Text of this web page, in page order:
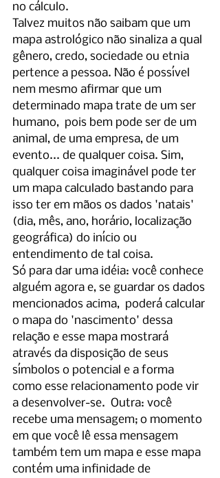
no cálculo.
Talvez muitos não saibam que um
mapa astrológico não sinaliza a qual
gênero, credo, sociedade ou etnia
pertence a pessoa. Não é possível
nem mesmo afirmar que um
determinado mapa trate de um ser
humano,  pois bem pode ser de um
animal, de uma empresa, de um
evento... de qualquer coisa. Sim,
qualquer coisa imaginável pode ter
um mapa calculado bastando para
isso ter em mãos os dados 'natais'
(dia, mês, ano, horário, localização
geográfica) do início ou
entendimento de tal coisa.
Só para dar uma idéia: você conhece
alguém agora e, se guardar os dados
mencionados acima,  poderá calcular
o mapa do 'nascimento' dessa
relação e esse mapa mostrará
através da disposição de seus
símbolos o potencial e a forma
como esse relacionamento pode vir
a desenvolver-se.  Outra: você
recebe uma mensagem; o momento
em que você lê essa mensagem
também tem um mapa e esse mapa
contém uma infinidade de